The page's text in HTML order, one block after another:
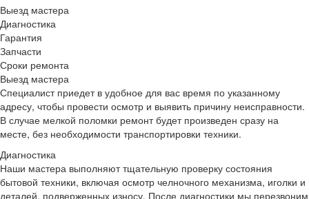
Выезд мастера
Диагностика
Гарантия
Запчасти
Сроки ремонта
Выезд мастера
Специалист приедет в удобное для вас время по указанному
адресу, чтобы провести осмотр и выявить причину неисправности.
В случае мелкой поломки ремонт будет произведен сразу на
месте, без необходимости транспортировки техники.
Диагностика
Наши мастера выполняют тщательную проверку состояния
бытовой техники, включая осмотр челночного механизма, иголки и
деталей, подверженных износу. После диагностики мы перезвоним